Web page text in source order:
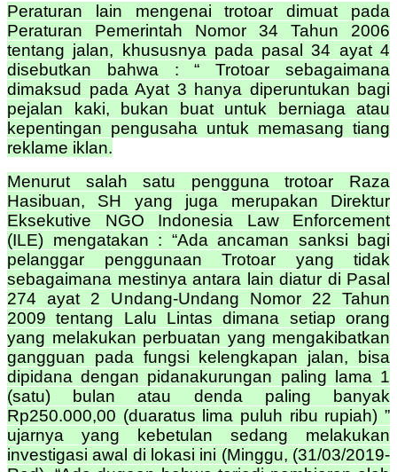
Peraturan lain mengenai trotoar dimuat pada
Peraturan Pemerintah Nomor 34 Tahun 2006
tentang jalan, khususnya pada pasal 34 ayat 4
disebutkan bahwa : “ Trotoar sebagaimana
dimaksud pada Ayat 3 hanya diperuntukan bagi
pejalan kaki, bukan buat untuk berniaga atau
kepentingan pengusaha untuk memasang tiang
reklame iklan.
Menurut salah satu pengguna trotoar Raza
Hasibuan, SH yang juga merupakan Direktur
Eksekutive NGO Indonesia Law Enforcement
(ILE) mengatakan : “Ada ancaman sanksi bagi
pelanggar penggunaan Trotoar yang tidak
sebagaimana mestinya antara lain diatur di Pasal
274 ayat 2 Undang-Undang Nomor 22 Tahun
2009 tentang Lalu Lintas dimana setiap orang
yang melakukan perbuatan yang mengakibatkan
gangguan pada fungsi kelengkapan jalan, bisa
dipidana dengan pidanakurungan paling lama 1
(satu) bulan atau denda paling banyak
Rp250.000,00 (duaratus lima puluh ribu rupiah) ”
ujarnya yang kebetulan sedang melakukan
investigasi awal di lokasi ini (Minggu, (31/03/2019-